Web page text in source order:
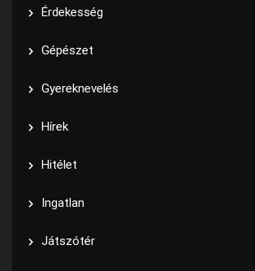
Érdekesség
Gépészet
Gyereknevelés
Hírek
Hitélet
Ingatlan
Játszótér